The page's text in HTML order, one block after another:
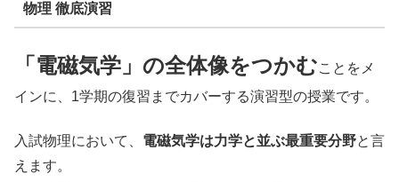
物理 徹底演習
「電磁気学」の全体像をつかむことをメ
インに、1学期の復習までカバーする演習型の授業です。
入試物理において、 電磁気学は力学と並ぶ最重要分野と言
えます。